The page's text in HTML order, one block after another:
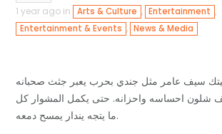
1 year ago in Arts & Culture , Entertainment ,
Entertainment & Events , News & Media
سيف عامر مثل جندي بحرب يعبر جثث صحبانه
شلون احساسه واحزانه. حتى يكمل المشوار كل
ما يتجه يندار يمسح دمعه.